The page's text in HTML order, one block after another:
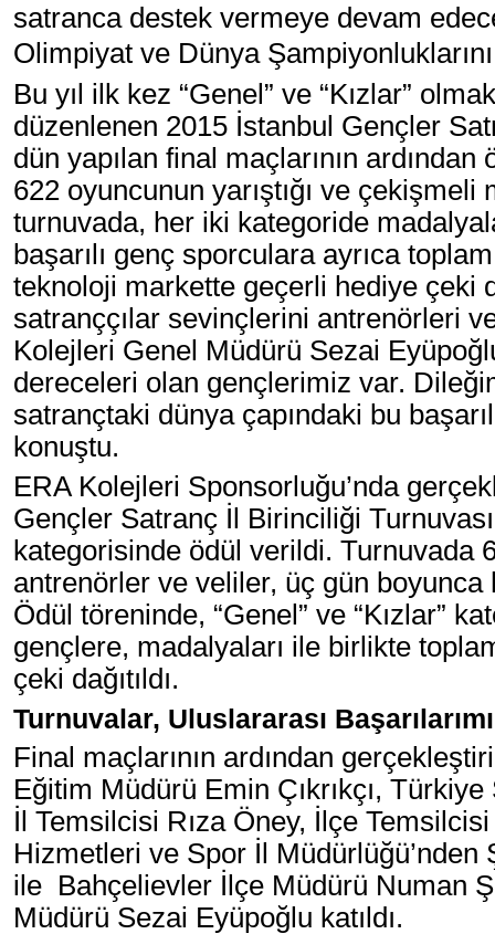
satranca destek vermeye devam
Olimpiyat ve Dünya
Bu yıl ilk kez “Genel” ve “Kızlar”
düzenlenen 2015 İstanbul Gençler
dün yapılan final maçlarının
622 oyuncunun yarıştığı ve çekişmeli
turnuvada, her iki kategoride
başarılı genç sporculara ayrıca
teknoloji markette geçerli hediye çeki
satranççılar sevinçlerini antrenörleri
Kolejleri Genel Müdürü Sezai
dereceleri olan gençlerimiz var.
satrançtaki dünya çapındaki bu
konuştu.
ERA Kolejleri Sponsorluğu’nda
Gençler Satranç İl Birinciliği
kategorisinde ödül verildi. Turnuvada
antrenörler ve veliler, üç gün boyunca
Ödül töreninde, “Genel” ve “Kızlar”
gençlere, madalyaları ile birlikte
çeki dağıtıldı.
Turnuvalar, Uluslararası
Final maçlarının ardından
Eğitim Müdürü Emin Çıkrıkçı,
İl Temsilcisi Rıza Öney, İlçe
Hizmetleri ve Spor İl Müdürlüğü’nden
ile Bahçelievler İlçe Müdürü Numan
Müdürü Sezai Eyüpoğlu katıldı.